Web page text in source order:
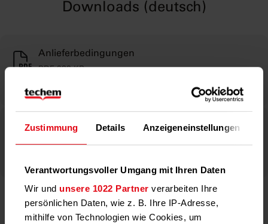
Zustimmung Details Anzeigeneinstellungen
Verantwortungsvoller Umgang mit Ihren Daten
Wir und unsere 1022 Partner verarbeiten Ihre
persönlichen Daten, wie z. B. Ihre IP-Adresse,
mithilfe von Technologien wie Cookies, um
Downloads (deutsch)
Anlieferbedingungen
PDF 233 KB
Verpackungshandbuch
Downloads (English)